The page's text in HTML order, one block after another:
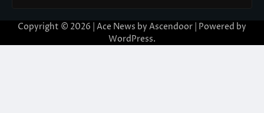
Copyright © 2026 | Ace News by Ascendoor | Powered by
WordPress.